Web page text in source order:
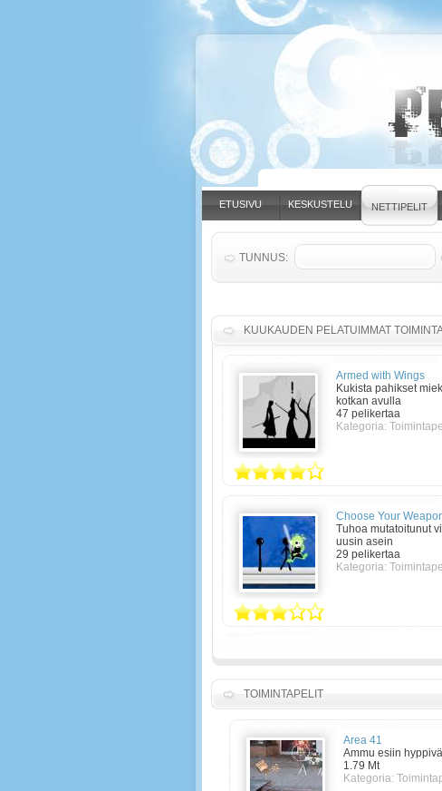
ETUSIVU KESKUSTELU NETTIPELIT
KUUKAUDEN PELATUIMMAT
Armed with Wings
Kukista pahikset
kotkan avulla
47 pelikertaa
Kategoria:
Choose Your
Tuhoa mutatoitunut
uusin asein
29 pelikertaa
Kategoria:
TOIMINTAPELIT
Area 41
Ammu esiin
1.79 Mt
Kategoria:
TUNNUS: